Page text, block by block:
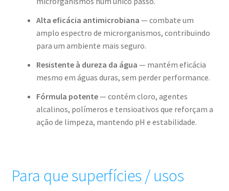
Alta eficácia antimicrobiana — combate um
amplo espectro de microrganismos, contribuindo
para um ambiente mais seguro.
Resistente à dureza da água — mantém eficácia
mesmo em águas duras, sem perder performance.
Fórmula potente— contém cloro, agentes
alcalinos, polímeros e tensioativos que reforçam a
ação de limpeza, mantendo pH e estabilidade.
Para que superfícies / usos